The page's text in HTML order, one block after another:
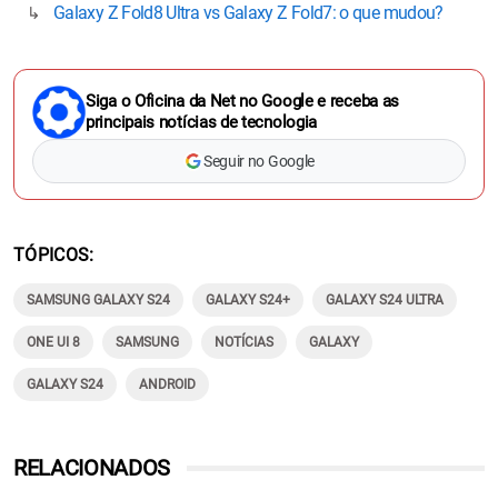
Galaxy Z Fold8 Ultra vs Galaxy Z Fold7: o que mudou?
Siga o Oficina da Net no Google e receba as
principais notícias de tecnologia
Seguir no Google
TÓPICOS
SAMSUNG GALAXY S24 GALAXY S24+ GALAXY S24 ULTRA
ONE UI 8 SAMSUNG NOTÍCIAS GALAXY
GALAXY S24 ANDROID
RELACIONADOS